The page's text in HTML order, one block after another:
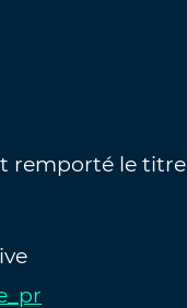
remporté le titre